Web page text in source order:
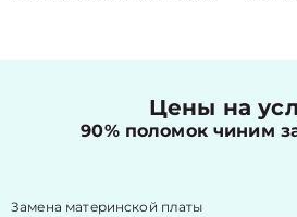
Цены на
90% поломок чиним
Замена материнской платы